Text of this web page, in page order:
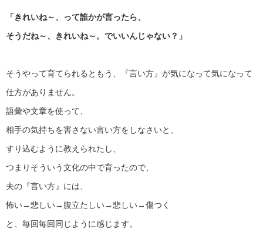
「きれいね～、って誰かが言ったら、
そうだね～、きれいね～。でいいんじゃない？」
そうやって育てられるともう、『言い方』が気になって気になって
仕方がありません。
語彙や文章を使って、
相手の気持ちを害さない言い方をしなさいと、
すり込むように教えられたし、
つまりそういう文化の中で育ったので、
夫の『言い方』には、
怖い→悲しい→腹立たしい→悲しい→傷つく
と、毎回毎回同じように感じます。